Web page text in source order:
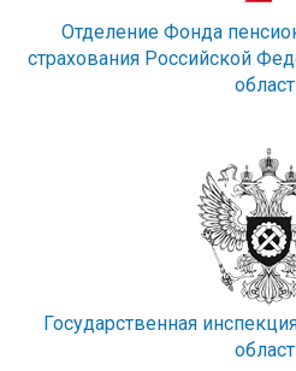
Отделение Фонда
страхования Российской
Государственная